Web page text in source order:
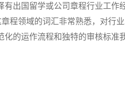
出国留学或公司章程行业工作
程领域的词汇非常熟悉，对行
的运作流程和独特的审核标准